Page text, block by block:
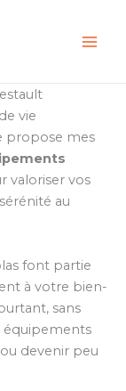
vie
propose mes
valoriser vos
au
font partie
à votre bien-
sans
équipements
devenir peu